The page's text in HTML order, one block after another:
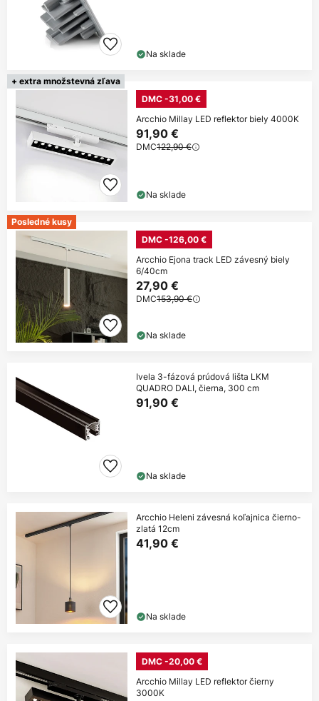
Na sklade
+ extra množstevná zľava
DMC -31,00 €
Arcchio Millay LED reflektor biely 4000K
91,90 €
DMC122,90 €
Na sklade
Posledné kusy
DMC -126,00 €
Arcchio Ejona track LED závesný biely
6/40cm
27,90 €
DMC153,90 €
Na sklade
Ivela 3-fázová prúdová lišta LKM
QUADRO DALI, čierna, 300 cm
91,90 €
Na sklade
Arcchio Heleni závesná koľajnica čierno-
zlatá 12cm
41,90 €
Na sklade
DMC -20,00 €
Arcchio Millay LED reflektor čierny
3000K